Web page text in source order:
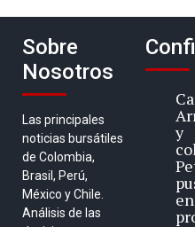
Sobre
Nosotros
Las principales
noticias bursátiles
de Colombia,
Brasil, Perú,
México y Chile.
Análisis de las
y
en